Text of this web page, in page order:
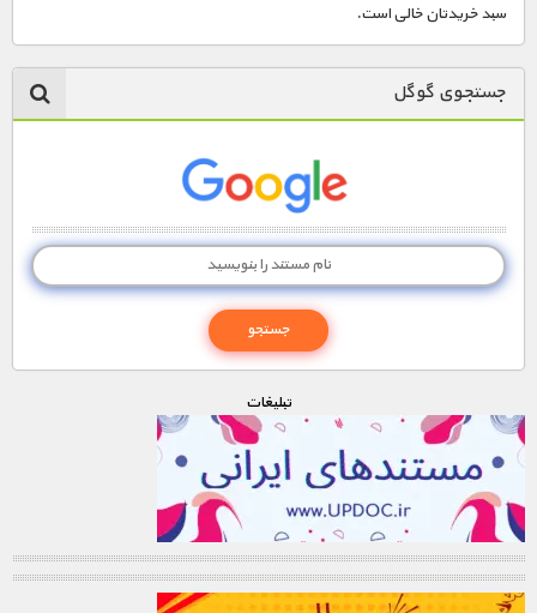
سبد خریدتان خالی است.
جستجوی گوگل
تبليغات